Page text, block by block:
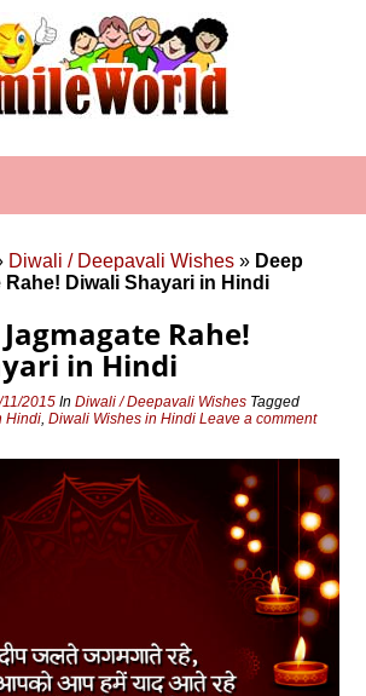
Diwali / Deepavali Wishes » Deep
Rahe! Diwali Shayari in Hindi
Rahe!
in Hindi
11/2015 InDiwali / Deepavali Wishes Tagged
Hindi,Diwali Wishes in Hindi Leave a comment